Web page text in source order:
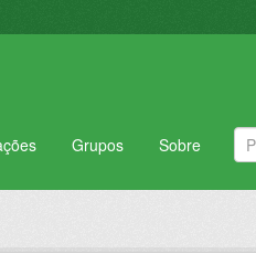
Grupos Sobre